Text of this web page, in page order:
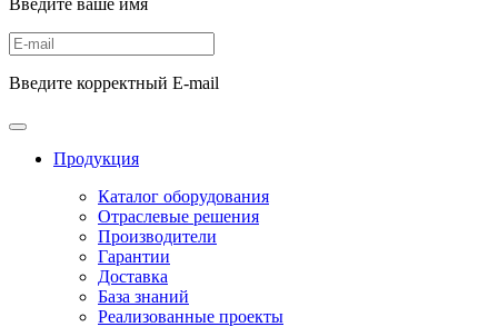
Введите ваше имя
Введите корректный E-mail
Продукция
Каталог оборудования
Отраслевые решения
Производители
Гарантии
Доставка
База знаний
Реализованные проекты